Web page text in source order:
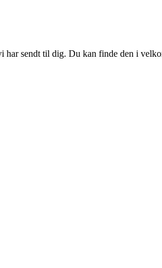
sendt til dig. Du kan finde den i